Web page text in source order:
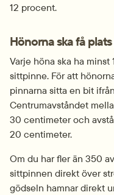
12 procent.
Hönorna ska få
Varje höna ska ha
sittpinne. För att
pinnarna sitta en bit
Centrumavståndet
30 centimeter och
20 centimeter.
Om du har fler än 350
sittpinnen direkt över
gödseln hamnar direkt